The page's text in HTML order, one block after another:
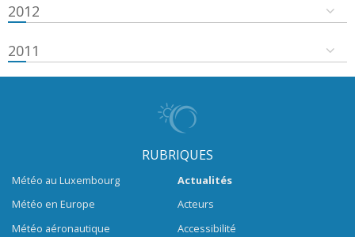
2012
2011
RUBRIQUES
Météo au Luxembourg
Météo en Europe
Météo aéronautique
Actualités
Acteurs
Accessibilité